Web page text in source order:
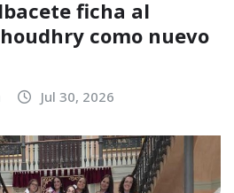
ficha al
como nuevo
Jul 30, 2026